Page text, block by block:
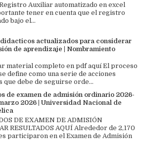
Auxiliar automatizado en excel
tener en cuenta que el registro
bajo el...
actualizados para considerar
de aprendizaje | Nombramiento
material completo en pdf aquí El proceso
define como una serie de acciones
que debe de seguirse orde...
de examen de admisión ordinario 2026-
2026 | Universidad Nacional de
DE EXAMEN DE ADMISIÓN
RESULTADOS AQUÍ Alrededor de 2,170
participaron en el Examen de Admisión